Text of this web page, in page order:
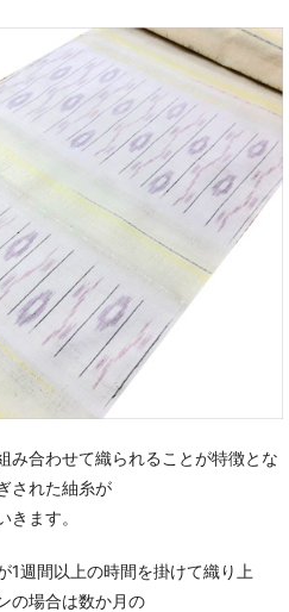
み合わせて織られることが特徴とな
された紬糸が
ます。
1週間以上の時間を掛けて織り上
の場合は数か月の